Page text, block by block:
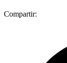
Compartir: